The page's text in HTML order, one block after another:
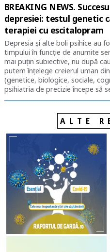
BREAKING NEWS.
depresiei: testul genetic
terapiei cu escitalopram
Depresia și alte boli psihice au
timpului în funcție de anumite
mai puțin subiective, nu după
putem înțelege creierul uman
(genetice, biologice, sociale,
psihiatria de precizie începe să
ALTE